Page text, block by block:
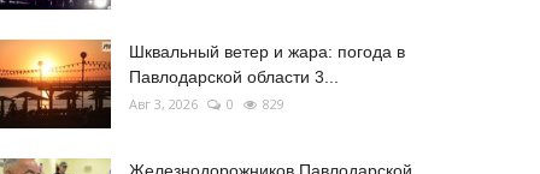
Шквальный ветер и жара: погода в
Павлодарской области 3...
Авг 3, 2026 0 829